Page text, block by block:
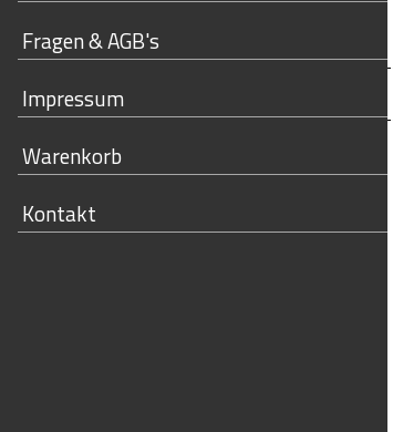
Fragen & AGB's
Impressum
Warenkorb
Kontakt